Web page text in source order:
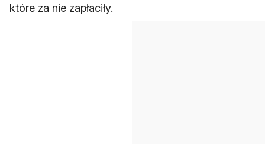
które za nie zapłaciły.